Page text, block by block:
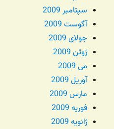
سپتامبر 2009
آگوست 2009
جولای 2009
ژوئن 2009
می 2009
آوریل 2009
مارس 2009
فوریه 2009
ژانویه 2009